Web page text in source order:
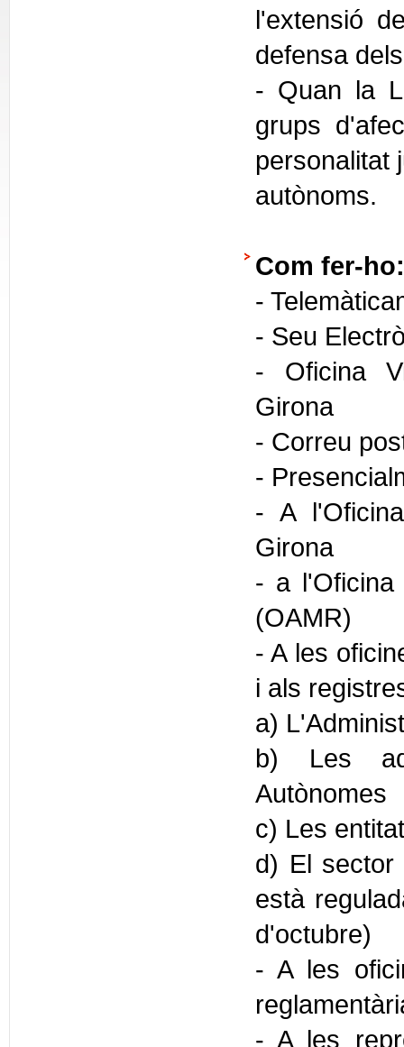
l'extensió
defensa
- Quan la
grups
personalitat
autònoms.
Com fer-ho:
-
- Seu
- Oficina
Girona
- Correu
-
- A
Girona
- a l'Oficina
(OAMR)
- A les
i als
a)
b) Les
Autònomes
c) Les
d) El sector
està
d'octubre)
- A les
- A les